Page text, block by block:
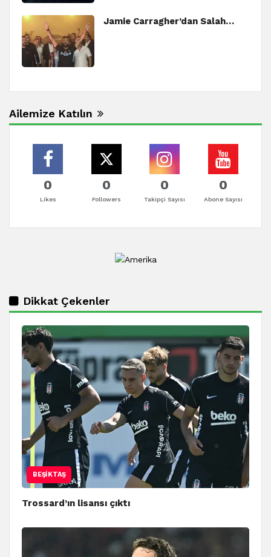
Jamie Carragher’dan Salah…
Ailemize Katılın
0
Likes
0
Followers
0
Takipçi Sayısı
0
Abone Sayısı
Dikkat Çekenler
BEŞIKTAŞ
Trossard’ın lisansı çıktı